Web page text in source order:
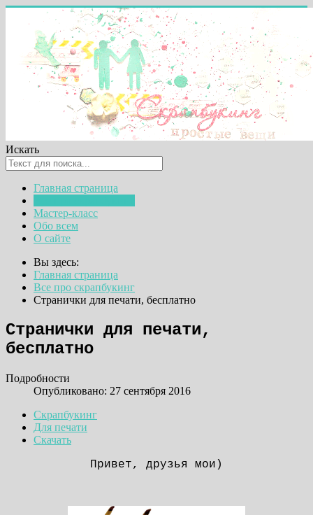
Искать
Главная страница
Мастер-класс
Обо всем
О сайте
Вы здесь:
Главная страница
Все про скрапбукинг
Странички для печати, бесплатно
Странички для печати,
бесплатно
Подробности
Опубликовано: 27 сентября 2016
Скрапбукинг
Для печати
Скачать
Привет, друзья мои)